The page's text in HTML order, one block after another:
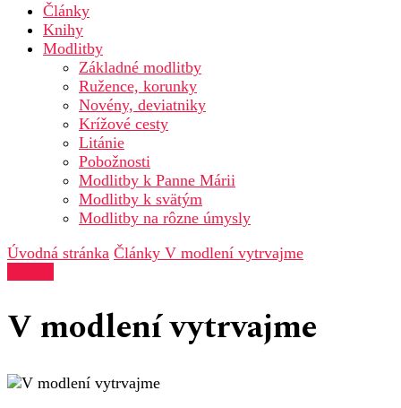
Články
Knihy
Modlitby
Základné modlitby
Ružence, korunky
Novény, deviatniky
Krížové cesty
Litánie
Pobožnosti
Modlitby k Panne Márii
Modlitby k svätým
Modlitby na rôzne úmysly
Úvodná stránka Články V modlení vytrvajme
V modlení vytrvajme